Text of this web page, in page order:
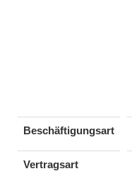
Beschäftigungsart
Vertragsart